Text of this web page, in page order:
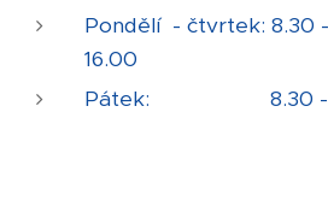
Pondělí - čtvrtek: 8.30
16.00
Pátek: 8.30 -